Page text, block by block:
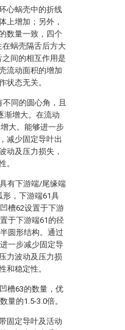
心蜗壳中的折线
上增加；另外，
数量一致，四个
在蜗壳隔舌后方大
间的相互作用是
流动面积的增加
状态无关。
同的圆心角，且
渐增大。在流动
大。能够进一步
减少固定导叶出
动及压力损失，
。
有下游端/尾缘端
形，下游端61具
槽62设置于下游
于下游端61的径
圆形结构。通过
一步减少固定导
力波动及压力损
和稳定性。
槽63的数量，优
量的1.5-3.0倍。
固定导叶及活动